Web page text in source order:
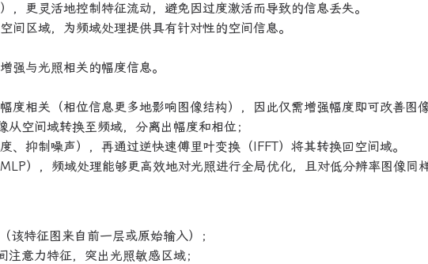
，更灵活地控制特征流动，避免因过度激活而导致的信息丢失。
间区域，为频域处理提供具有针对性的空间信息。
强与光照相关的幅度信息。
度相关（相位信息更多地影响图像结构），因此仅需增强幅度即可改善图像
空间域转换至频域，分离出幅度和相位；
、抑制噪声），再通过逆快速傅里叶变换（IFFT）将其转换回空间域。
），频域处理能够更高效地对光照进行全局优化，且对低分辨率图像同样
该特征图来自前一层或原始输入）；
意力特征，突出光照敏感区域；